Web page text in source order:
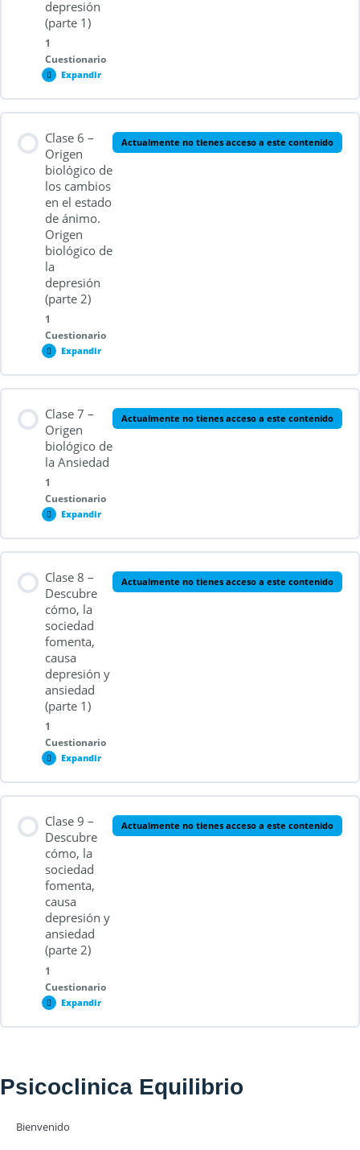
depresión
(parte 1)
1
Cuestionario
Expandir
Cuestionario 2.5
Clase 6 –
Origen
biológico de
los cambios
en el estado
de ánimo.
Origen
biológico de
la
depresión
(parte 2)
1
Cuestionario
Actualmente no tienes acceso a este contenido
Expandir
Cuestionario 2.6
Clase 7 –
Origen
biológico de
la Ansiedad
1
Cuestionario
Actualmente no tienes acceso a este contenido
Expandir
Cuestionario 2.7
Clase 8 –
Descubre
cómo, la
sociedad
fomenta,
causa
depresión y
ansiedad
(parte 1)
1
Cuestionario
Actualmente no tienes acceso a este contenido
Expandir
Cuestionario 2.8
Clase 9 –
Descubre
cómo, la
sociedad
fomenta,
causa
depresión y
ansiedad
(parte 2)
1
Cuestionario
Actualmente no tienes acceso a este contenido
Expandir
Psicoclinica Equilibrio
Bienvenido